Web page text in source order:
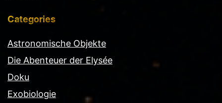
Categories
Astronomische Objekte
Die Abenteuer der Elysée
Doku
Exobiologie